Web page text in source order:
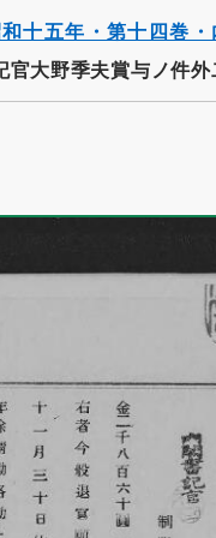
十五年・第十四巻
官大野季夫賞与ノ件外